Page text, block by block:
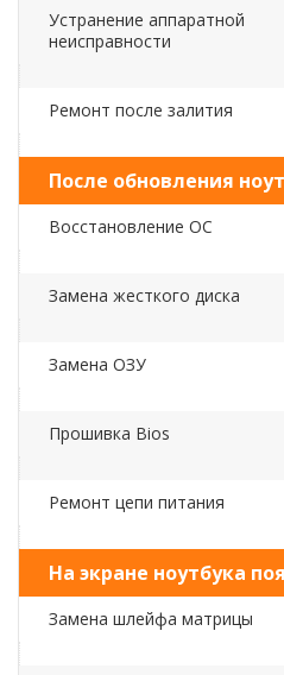
Устранение аппаратной
неисправности
Ремонт после залития
После обновления
Восстановление ОС
Замена жесткого диска
Замена ОЗУ
Прошивка Bios
Ремонт цепи питания
На экране ноутбука
Замена шлейфа матрицы